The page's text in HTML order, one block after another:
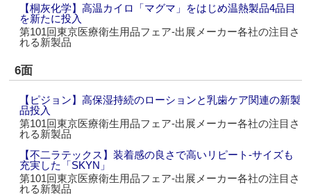
【桐灰化学】高温カイロ「マグマ」をはじめ温熱製品4品目
を新たに投入
第101回東京医療衛生用品フェア‐出展メーカー各社の注目さ
れる新製品
6面
【ピジョン】高保湿持続のローションと乳歯ケア関連の新製
品投入
第101回東京医療衛生用品フェア‐出展メーカー各社の注目さ
れる新製品
【不二ラテックス】装着感の良さで高いリピート‐サイズも
充実した「SKYN」
第101回東京医療衛生用品フェア‐出展メーカー各社の注目さ
れる新製品